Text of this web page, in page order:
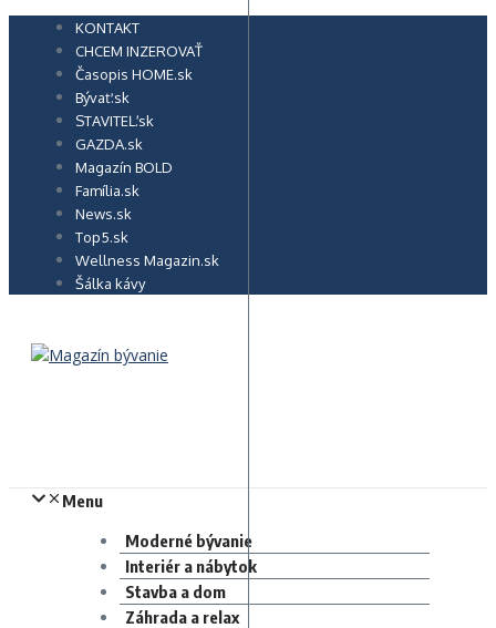
Preskočiť
KONTAKT
CHCEM INZEROVAŤ
Časopis HOME.sk
Bývať.sk
STAVITEĽ.sk
GAZDA.sk
Magazín BOLD
Família.sk
News.sk
Top5.sk
Wellness Magazin.sk
Šálka kávy
Menu
Moderné bývanie
Interiér a nábytok
Stavba a dom
Záhrada a relax